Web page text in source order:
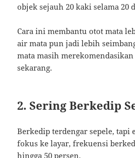
objek sejauh 20 kaki selama 20
Cara ini membantu otot mata
air mata pun jadi lebih
mata masih
sekarang.
2. Sering Berkedip
Berkedip terdengar sepele, tapi
fokus ke layar, frekuensi
hingga 50 persen.